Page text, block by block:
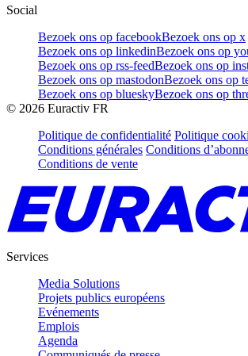
Social
Bezoek ons op facebookBezoek ons op x
Bezoek ons op linkedinBezoek ons op
Bezoek ons op rss-feedBezoek ons op
Bezoek ons op mastodonBezoek ons op
Bezoek ons op blueskyBezoek ons op
© 2026 Euractiv FR
Politique de confidentialité Politique
Conditions générales Conditions
Conditions de vente
Services
Media Solutions
Projets publics européens
Evénements
Emplois
Agenda